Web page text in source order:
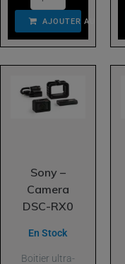
AJOUTER AU PANIER
Sony –
Camera
DSC-RX0
En Stock
Boitier ultra-